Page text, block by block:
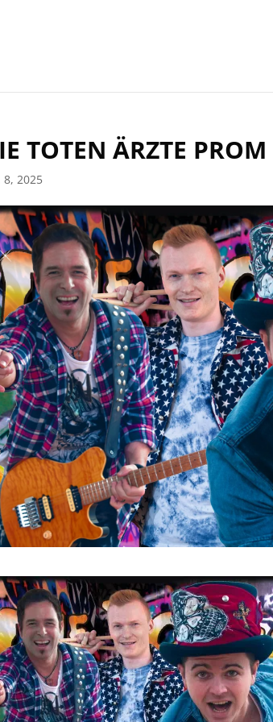
TOTEN ÄRZTE
8, 2025